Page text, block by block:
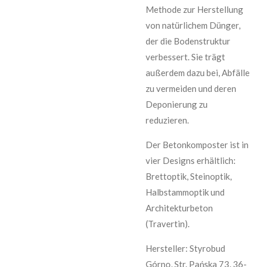
Methode zur Herstellung
von natürlichem Dünger,
der die Bodenstruktur
verbessert. Sie trägt
außerdem dazu bei, Abfälle
zu vermeiden und deren
Deponierung zu
reduzieren.
Der Betonkomposter ist in
vier Designs erhältlich:
Brettoptik, Steinoptik,
Halbstammoptik und
Architekturbeton
(Travertin).
Hersteller: Styrobud
Górno, Str. Pańska 73, 36-